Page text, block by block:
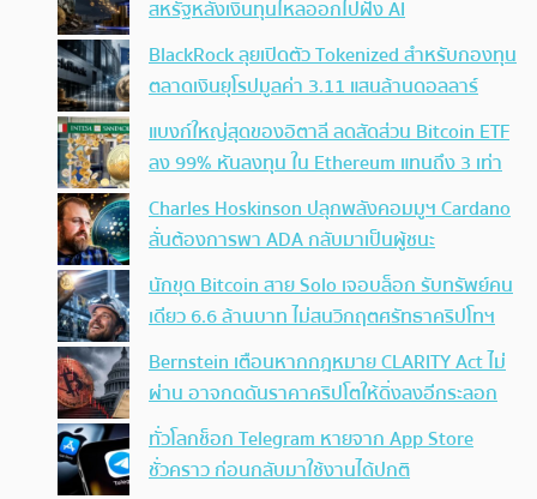
สหรัฐหลังเงินทุนไหลออกไปฝั่ง AI
BlackRock ลุยเปิดตัว Tokenized สำหรับกองทุน
ตลาดเงินยุโรปมูลค่า 3.11 แสนล้านดอลลาร์
แบงก์ใหญ่สุดของอิตาลี ลดสัดส่วน Bitcoin ETF
ลง 99% หันลงทุน ใน Ethereum แทนถึง 3 เท่า
Charles Hoskinson ปลุกพลังคอมมูฯ Cardano
ลั่นต้องการพา ADA กลับมาเป็นผู้ชนะ
นักขุด Bitcoin สาย Solo เจอบล็อก รับทรัพย์คน
เดียว 6.6 ล้านบาท ไม่สนวิกฤตศรัทธาคริปโทฯ
Bernstein เตือนหากกฎหมาย CLARITY Act ไม่
ผ่าน อาจกดดันราคาคริปโตให้ดิ่งลงอีกระลอก
ทั่วโลกช็อก Telegram หายจาก App Store
ชั่วคราว ก่อนกลับมาใช้งานได้ปกติ